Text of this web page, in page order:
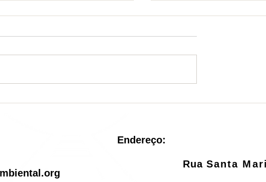
Endereço:
RuaSanta